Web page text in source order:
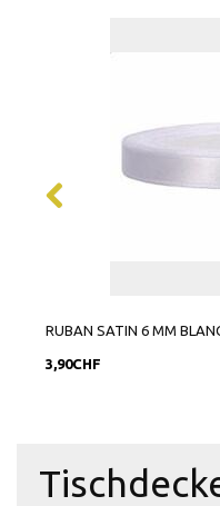
RUBAN SATIN 6 MM
3,90CHF